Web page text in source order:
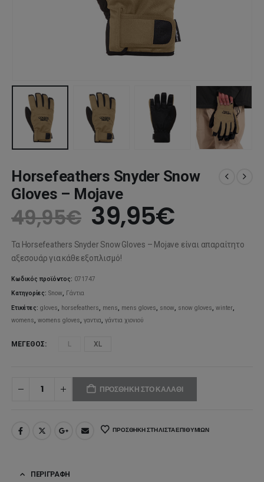
Horsefeathers Snyder Snow
Gloves – Mojave
49,95€ Original
price
was:
49,95€.
39,95€Η
39,95€.
Τα Horsefeathers Snyder Snow Gloves – Mojave είναι απαραίτητο
αξεσουάρ για κάθε εξοπλισμό!
Κωδικός προϊόντος: 071747
Κατηγορίες:Snow, Γάντια
Ετικέτες:gloves, horsefeathers, mens, mens gloves, snow, snow gloves,winter,
womens,womens gloves,γαντια,γάντια χιονιού
ΜΈΓΕΘΟΣ L XL
ΠΡΟΣΘΉΚΗ ΣΤΟ ΚΑΛΆΘΙ
ΠΡΟΣΘΉΚΗ ΣΤΗ ΛΊΣΤΑ ΕΠΙΘΥΜΙΏΝ
ΠΕΡΙΓΡΑΦΉ